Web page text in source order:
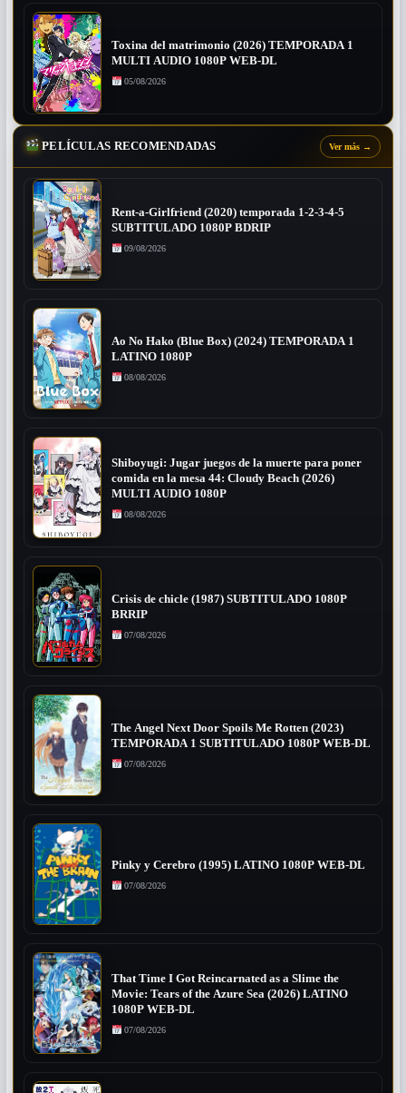
Toxina del matrimonio (2026) TEMPORADA 1
MULTI AUDIO 1080P WEB-DL
05/08/2026
PELÍCULAS RECOMENDADAS Ver más →
Rent-a-Girlfriend (2020) temporada 1-2-3-4-5
SUBTITULADO 1080P BDRIP
09/08/2026
Ao No Hako (Blue Box) (2024) TEMPORADA 1
LATINO 1080P
08/08/2026
Shiboyugi: Jugar juegos de la muerte para poner
comida en la mesa 44: Cloudy Beach (2026)
MULTI AUDIO 1080P
08/08/2026
Crisis de chicle (1987) SUBTITULADO 1080P
BRRIP
07/08/2026
The Angel Next Door Spoils Me Rotten (2023)
TEMPORADA 1 SUBTITULADO 1080P WEB-DL
07/08/2026
Pinky y Cerebro (1995) LATINO 1080P WEB-DL
07/08/2026
That Time I Got Reincarnated as a Slime the
Movie: Tears of the Azure Sea (2026) LATINO
1080P WEB-DL
07/08/2026